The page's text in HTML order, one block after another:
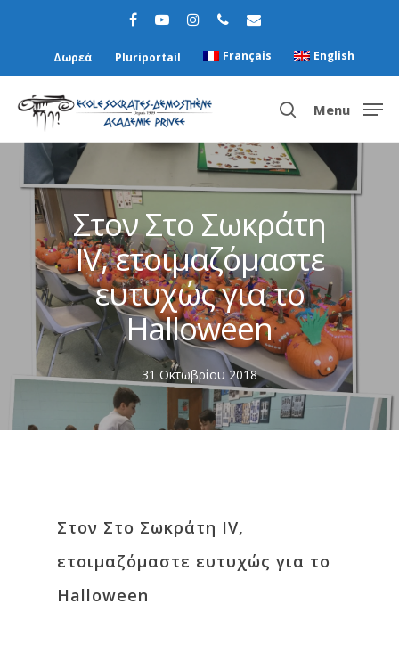
Δωρεά Pluriportail Français English
Hit enter to search or ESC to close
Menu
Στον Στο Σωκράτη
ΙV, ετοιμαζόμαστε
ευτυχώς για το
Halloween
31 Οκτωβρίου 2018
Στον Στο Σωκράτη ΙV,
ετοιμαζόμαστε ευτυχώς για το
Halloween